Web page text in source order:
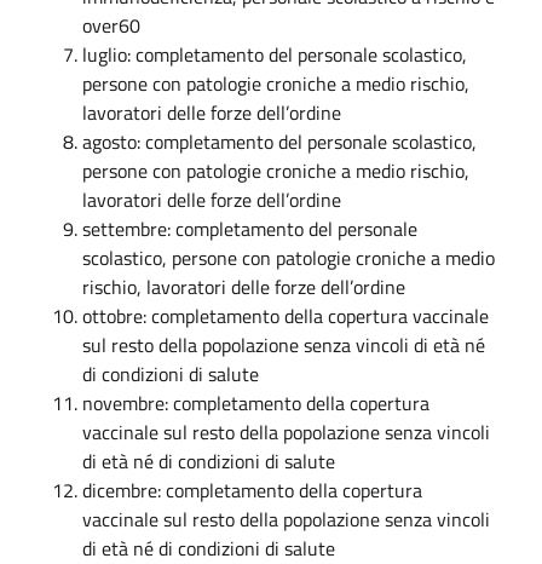
over60
luglio: completamento del personale scolastico,
persone con patologie croniche a medio rischio,
lavoratori delle forze dell’ordine
agosto: completamento del personale scolastico,
persone con patologie croniche a medio rischio,
lavoratori delle forze dell’ordine
settembre: completamento del personale
scolastico, persone con patologie croniche a medio
rischio, lavoratori delle forze dell’ordine
ottobre: completamento della copertura vaccinale
sul resto della popolazione senza vincoli di età né
di condizioni di salute
novembre: completamento della copertura
vaccinale sul resto della popolazione senza vincoli
di età né di condizioni di salute
dicembre: completamento della copertura
vaccinale sul resto della popolazione senza vincoli
di età né di condizioni di salute